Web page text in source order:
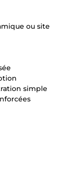
ou site
simple